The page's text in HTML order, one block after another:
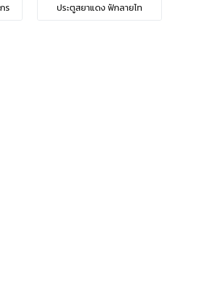
ร ประตูสยาแดง ฟักลายไท